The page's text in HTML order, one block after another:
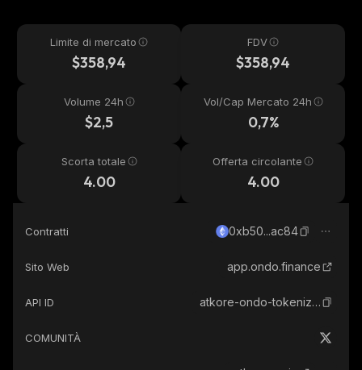
Limite di mercato
$358,94
FDV
$358,94
Volume 24h
$2,5
Vol/Cap Mercato 24h
0,7%
Scorta totale
4.00
Offerta circolante
4.00
Contratti 0xb50...ac84
Sito Web app.ondo.finance
API ID atkore-ondo-tokenized
COMUNITÀ